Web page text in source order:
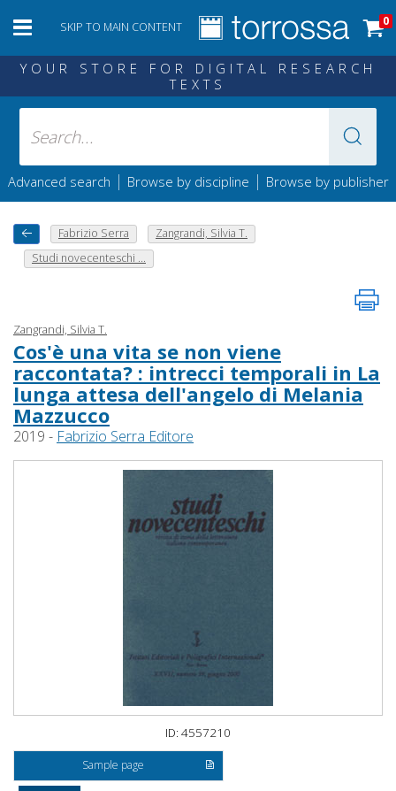
SKIP TO MAIN CONTENT 0
YOUR STORE FOR DIGITAL RESEARCH
TEXTS
Advanced search | Browse by discipline | Browse by publisher
Fabrizio Serra
Zangrandi, Silvia T.
Studi novecenteschi ...
Zangrandi, Silvia T.
Cos'è una vita se non viene
raccontata? : intrecci temporali in La
lunga attesa dell'angelo di Melania
Mazzucco
2019 - Fabrizio Serra Editore
ID: 4557210
Sample page